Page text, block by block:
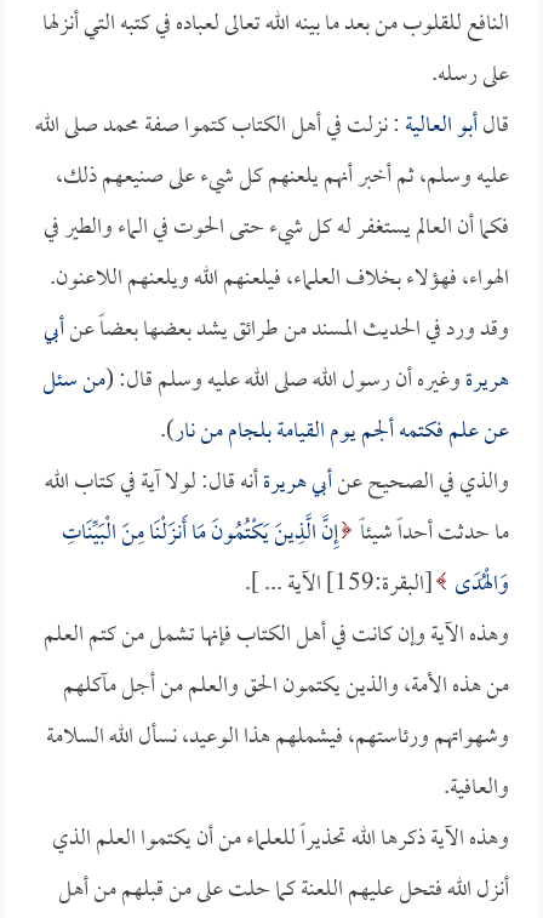
النافع للقلوب من بعد ما بينه الله تعالى لعباده في كتبه التي أنزلها
على رسله.
قالأبو العالية: نزلت في أهل الكتاب كتموا صفة محمد صلى الله
عليه وسلم، ثم أخبر أنهم يلعنهم كل شيء على صنيعهم ذلك،
فكما أن العالم يستغفر له كل شيء حتى الحوت في الماء والطير في
الهواء، فهؤلاء بخلاف العلماء، فيلعنهم الله ويلعنهم اللاعنون.
وقد ورد في الحديث المسند من طرائق يشد بعضها بعضاً عنأبي
هريرةوغيره أن رسول الله صلى الله عليه وسلم قال: (من سئل
عن علم فكتمه ألجم يوم القيامة بلجام من نار).
والذي في الصحيح عنأبي هريرةأنه قال: لولا آية في كتاب الله
ما حدثت أحداً شيئاً إِنَّ الَّذِينَ يَكْتُمُونَ مَا أَنزَلْنَا مِنَ الْبَيِّنَاتِ
وَالْهُدَى [البقرة:159] الآية ... ].
وهذه الآية وإن كانت في أهل الكتاب فإنها تشمل من كتم العلم
من هذه الأمة، والذين يكتمون الحق والعلم من أجل مآكلهم
وشهواتهم ورئاستهم، فيشملهم هذا الوعيد، نسأل الله السلامة
والعافية.
وهذه الآية ذكرها الله تحذيراً للعلماء من أن يكتموا العلم الذي
أنزل الله فتحل عليهم اللعنة كما حلت على من قبلهم من أهل